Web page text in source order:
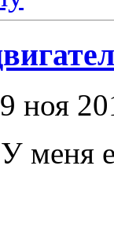
ноя
У меня